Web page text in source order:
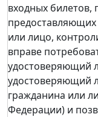
входных билетов,
или лицо,
вправе
удостоверяющий
удостоверяющий
гражданина или
Федерации) и